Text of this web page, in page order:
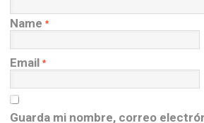
Name *
Email *
Guarda mi nombre, correo